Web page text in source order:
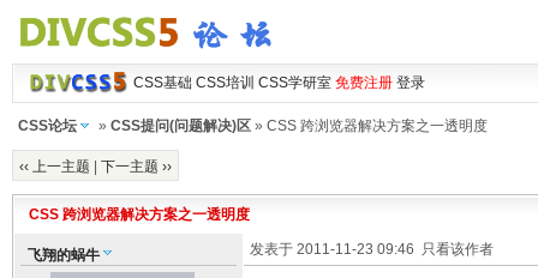
CSS基础 CSS培训 CSS学研室 免费注册 登录
CSS论坛 » CSS提问(问题解决)区» CSS 跨浏览器解决方案之一透明度
‹‹ 上一主题 下一主题 ››
CSS 跨浏览器解决方案之一透明度
飞翔的蜗牛 发表于 2011-11-23 09:46 只看该作者